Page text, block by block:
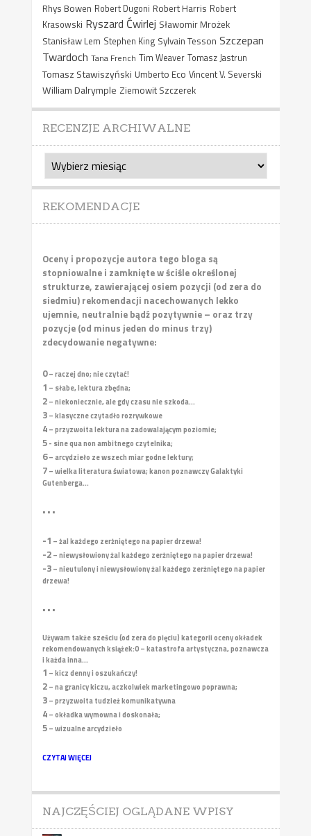
Rhys Bowen Robert Dugoni Robert Harris Robert
Krasowski Ryszard Ćwirlej Sławomir Mrożek
Stanisław Lem Stephen King Sylvain Tesson Szczepan
Twardoch Tana French Tim Weaver Tomasz Jastrun
Tomasz Stawiszyński Umberto Eco Vincent V. Severski
William Dalrymple Ziemowit Szczerek
RECENZJE ARCHIWALNE
Recenzje
archiwalne
REKOMENDACJE
Oceny i propozycje autora tego bloga są
stopniowalne i zamknięte w ściśle określonej
strukturze, zawierającej osiem pozycji (od zera do
siedmiu) rekomendacji nacechowanych lekko
ujemnie, neutralnie bądź pozytywnie – oraz trzy
pozycje (od minus jeden do minus trzy)
zdecydowanie negatywne:
0– raczej dno; nie czytać!
1 – słabe, lektura zbędna;
2– niekoniecznie, ale gdy czasu nie szkoda...
3– klasyczne czytadło rozrywkowe
4– przyzwoita lektura na zadowalającym poziomie;
5- sine qua non ambitnego czytelnika;
6– arcydzieło ze wszech miar godne lektury;
7– wielka literatura światowa; kanon poznawczy Galaktyki
Gutenberga...
• • •
-1 – żal każdego zerżniętego na papier drzewa!
-2– niewysłowiony żal każdego zerżniętego na papier drzewa!
-3– nieutulony i niewysłowiony żal każdego zerżniętego na papier
drzewa!
• • •
Używam także sześciu (od zera do pięciu) kategorii oceny okładek
rekomendowanych książek:0 – katastrofa artystyczna, poznawcza
i każda inna...
1 – kicz denny i oszukańczy!
2– na granicy kiczu, aczkolwiek marketingowo poprawna;
3– przyzwoita tudzież komunikatywna
4– okładka wymowna i doskonała;
5– wizualne arcydzieło
CZYTAJ WIĘCEJ
NAJCZĘŚCIEJ OGLĄDANE WPISY